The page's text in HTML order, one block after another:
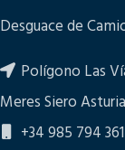
Desguace de
Polígono Las
Meres Siero
+34 985 794 361